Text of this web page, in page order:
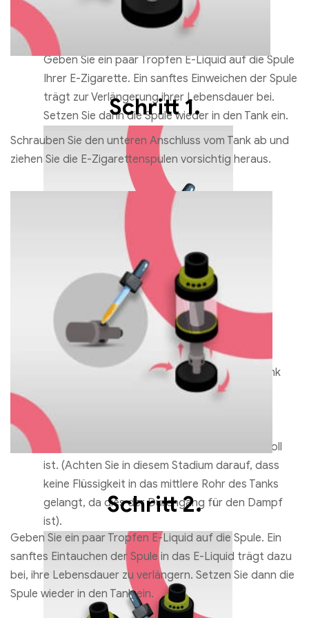
Ausführung wählen
Elf Bar 600 Einweg Vape 600 Puffs
Schritt 2.
Geben Sie ein paar Tropfen E-Liquid auf die Spule
Ihrer E-Zigarette. Ein sanftes Einweichen der Spule
trägt zur Verlängerung ihrer Lebensdauer bei.
Setzen Sie dann die Spule wieder in den Tank ein.
Schritt 3.
Schrauben Sie den oberen Anschluss vom Tank
ab, und Sie sollten ein Zugangsloch zum
Eintropfen der Flüssigkeit sehen können.
Füllen Sie den Tank mit Flüssigkeit, bis Sie den
Punkt erreichen, der anzeigt, dass der Tank voll
ist. (Achten Sie in diesem Stadium darauf, dass
keine Flüssigkeit in das mittlere Rohr des Tanks
gelangt, da dies der Durchgang für den Dampf
ist).
Schritt 1.
Schrauben Sie den unteren Anschluss vom Tank ab und
ziehen Sie die E-Zigarettenspulen vorsichtig heraus.
Schritt 2.
Geben Sie ein paar Tropfen E-Liquid auf die Spule. Ein
sanftes Eintauchen der Spule in das E-Liquid trägt dazu
bei, ihre Lebensdauer zu verlängern. Setzen Sie dann die
Spule wieder in den Tank ein.